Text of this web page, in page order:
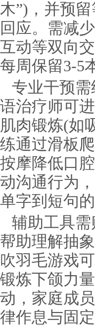
木”)，并预
回应。需减
互动等双向
每周保留3-5
专业干预
语治疗师可
肌肉锻炼(如
练通过滑板
按摩降低口
动沟通行为
单字到短句
辅助工具
帮助理解抽
吹羽毛游戏
锻炼下颌力
动，家庭成
律作息与固